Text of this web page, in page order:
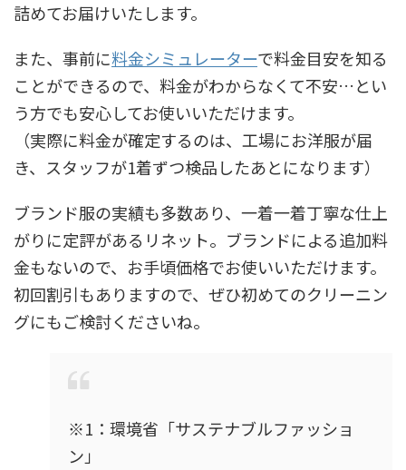
詰めてお届けいたします。
また、事前に料金シミュレーターで料金目安を知る
ことができるので、料金がわからなくて不安…とい
う方でも安心してお使いいただけます。
（実際に料金が確定するのは、工場にお洋服が届
き、スタッフが1着ずつ検品したあとになります）
ブランド服の実績も多数あり、一着一着丁寧な仕上
がりに定評があるリネット。ブランドによる追加料
金もないので、お手頃価格でお使いいただけます。
初回割引もありますので、ぜひ初めてのクリーニン
グにもご検討くださいね。
※1：環境省「サステナブルファッショ
ン」